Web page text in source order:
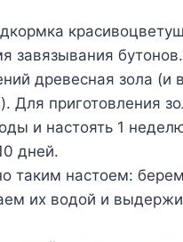
завязывания бутонов.
древесная зола (и
Для приготовления
и настоять 1
дней.
таким настоем:
их водой и